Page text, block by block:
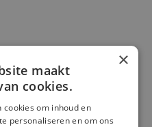
×
maakt
cookies.
cookies om inhoud en
personaliseren en om ons